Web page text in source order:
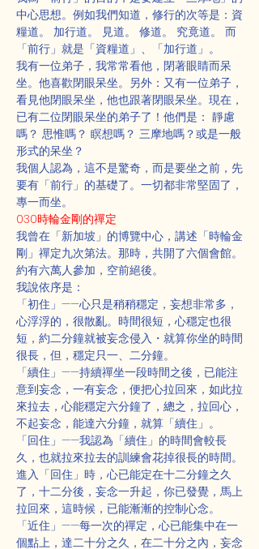
中心思想。例如我們知道，修行的次等是：資
糧道。 加行道。 見道。 修道。 究竟道。 而
「前行」就是「資糧道」、「加行道」。
我有一位弟子，我常常看他，閉著眼睛而呆
坐。他喜歡閉眼呆坐。另外：又有一位弟子，
看見他閉眼呆坐，他也跟著閉眼呆坐。現在，
已有二位閉眼呆坐的弟子了！他們是： 靜慮
嗎？ 思惟嗎？ 瞑想嗎？ 三摩地嗎？或是一般
形式的呆坐？
我個人認為，這不是驚奇，而是要坐之前，先
要有「前行」的基礎了。一切都非常堅固了，
專一而坐。
030時輪金剛的禪定
我曾在「新加坡」的博覽中心，講述「時輪金
剛」禪定九次第法。那時，共開了六個會館。
約有六萬人參加，空前絕後。
我說依序是：
「初住」——心只是稍稍穩定，妄想非常多，
心浮浮的，很散亂。時間很短，心穩定也很
短，約二分鐘就被妄念侵入・就算你坐的時間
很長，但，穩定只一、二分鐘。
「續住」——持續禪坐一段時間之後，已能注
意到妄念，一有妄念，便把心拉回來，如此拉
來拉去，心能穩定六分鐘了，總之，拉回心，
不起妄念，能達六分鐘，就算「續住」。
「回住」——我認為「續住」的時間會較長
久，也就拉來拉去的訓練會花掉很長的時間。
進入「回住」時，心已能定在十二分鐘之久
了，十二分後，妄念一升起，你已發覺，馬上
拉回來，這時候，已能漸漸的控制心念。
「近住」——每一次的禪定，心已能集中在一
個點上，達二十分之久，在二十分之內，妄念